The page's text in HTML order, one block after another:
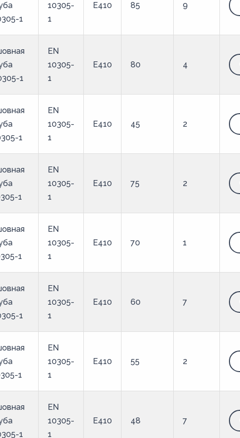
1
10305-
1
E410 85 9
1
EN
10305-
1
E410 80 4
1
EN
10305-
1
E410 45 2
1
EN
10305-
1
E410 75 2
1
EN
10305-
1
E410 70 1
1
EN
10305-
1
E410 60 7
1
EN
10305-
1
E410 55 2
1
EN
10305-
1
E410 48 7